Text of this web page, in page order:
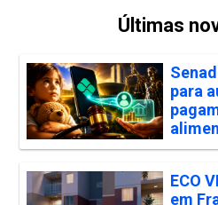
Últimas
para
ECO
em